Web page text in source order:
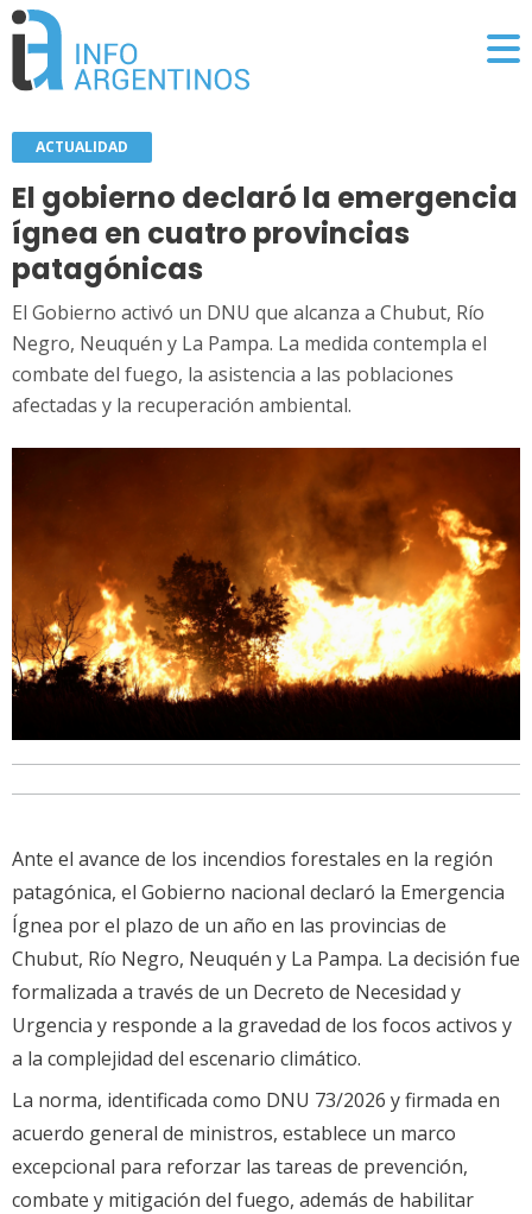
ACTUALIDAD
El gobierno declaró la emergencia
ígnea en cuatro provincias
patagónicas
El Gobierno activó un DNU que alcanza a Chubut, Río
Negro, Neuquén y La Pampa. La medida contempla el
combate del fuego, la asistencia a las poblaciones
afectadas y la recuperación ambiental.
Ante el avance de los incendios forestales en la región
patagónica, el Gobierno nacional declaró la Emergencia
Ígnea por el plazo de un año en las provincias de
Chubut, Río Negro, Neuquén y La Pampa. La decisión fue
formalizada a través de un Decreto de Necesidad y
Urgencia y responde a la gravedad de los focos activos y
a la complejidad del escenario climático.
La norma, identificada como DNU 73/2026 y firmada en
acuerdo general de ministros, establece un marco
excepcional para reforzar las tareas de prevención,
combate y mitigación del fuego, además de habilitar